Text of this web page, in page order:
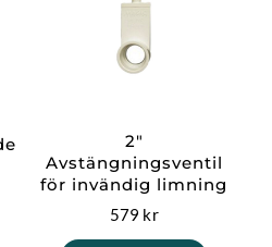
2″
Avstängningsventil
för invändig limning
579 kr